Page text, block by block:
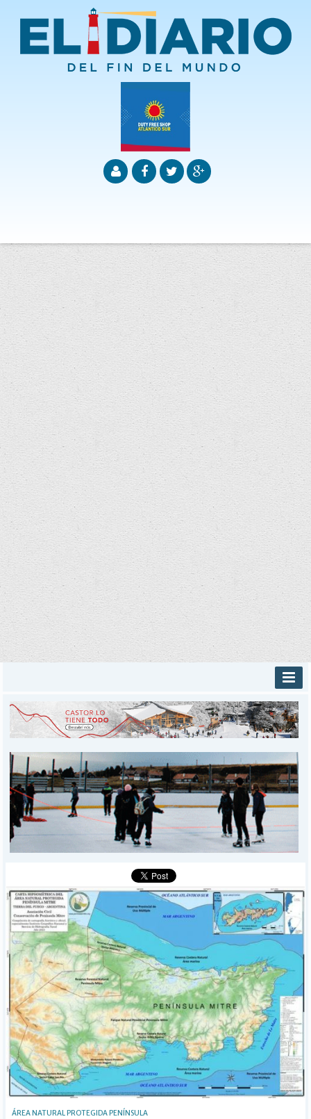
INICIO
PROVINCIALES
DEPORTES
POLICIALES
I-DIARIO
MÁS
BÚSQUEDA
ÁREA NATURAL PROTEGIDA PENÍNSULA